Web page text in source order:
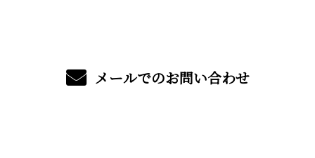
メールでのお問い合わせ